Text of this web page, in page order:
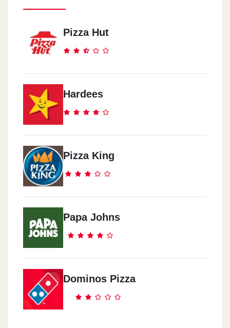
Pizza Hut
Hardees
Pizza King
Papa Johns
Dominos Pizza